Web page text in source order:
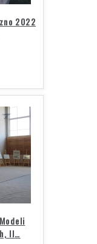
2022
II…